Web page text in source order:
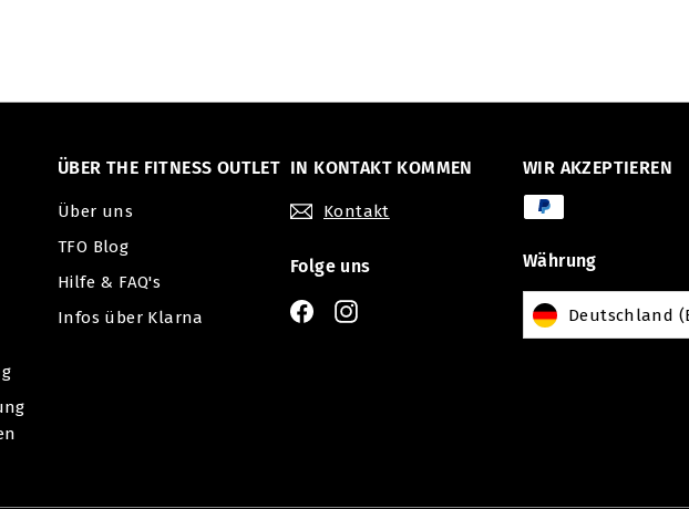
ÜBER THE FITNESS OUTLET
Über uns
TFO Blog
Hilfe & FAQ's
Infos über Klarna
IN KONTAKT KOMMEN
Kontakt
Folge uns
FacebookInstagram
WIR AKZEPTIEREN
Währung